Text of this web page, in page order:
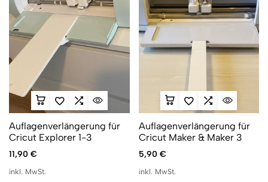
Auflagenverlängerung für
Cricut Explorer 1-3
11,90 €
inkl. MwSt.
Auflagenverlängerung für
Cricut Maker & Maker 3
5,90 €
inkl. MwSt.